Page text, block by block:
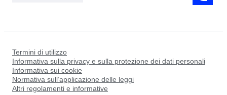
Termini di utilizzo
Informativa sulla privacy e sulla protezione dei dati personali
Informativa sui cookie
Normativa sull’applicazione delle leggi
Altri regolamenti e informative